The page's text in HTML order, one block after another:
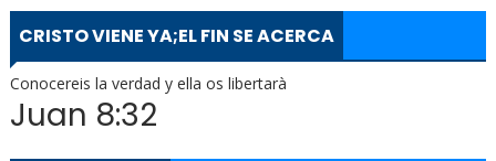
CRISTO VIENE YA;EL FIN SE ACERCA
Conocereis la verdad y ella os libertarà
Juan 8:32